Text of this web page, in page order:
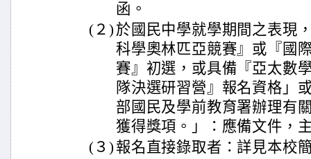
函。
(２) 於國民中學就學期間之表現
科學奧林匹亞競賽』或『國
賽』初選，或具備『亞太數
隊決選研習營』報名資格」
部國民及學前教育署辦理有
獲得獎項。」：應備文件，
(３) 報名直接錄取者：詳見本校